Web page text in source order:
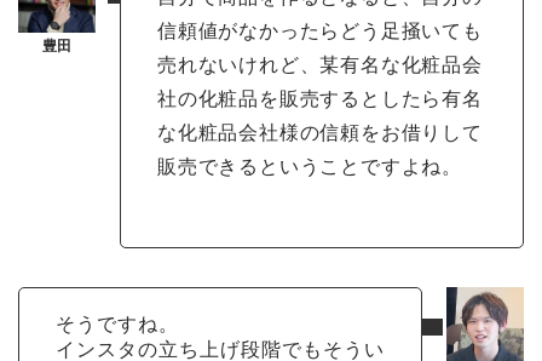
信頼値がなかったらどう足掻いても
売れないけれど、某有名な化粧品会
社の化粧品を販売するとしたら有名
な化粧品会社様の信頼をお借りして
販売できるということですよね。
そうですね。
インスタの立ち上げ段階でもそうい